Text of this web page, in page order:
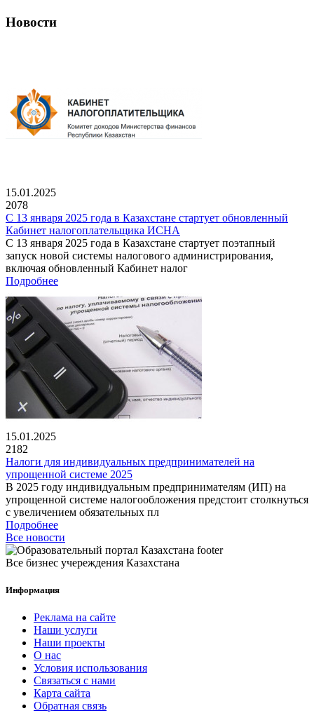
Новости
15.01.2025
2078
С 13 января 2025 года в Казахстане стартует обновленный
Кабинет налогоплательщика ИСНА
С 13 января 2025 года в Казахстане стартует поэтапный
запуск новой системы налогового администрирования,
включая обновленный Кабинет налог
Подробнее
15.01.2025
2182
Налоги для индивидуальных предпринимателей на
упрощенной системе 2025
В 2025 году индивидуальным предпринимателям (ИП) на
упрощенной системе налогообложения предстоит столкнуться
с увеличением обязательных пл
Подробнее
Все новости
Все бизнес учереждения Казахстана
Информация
Реклама на сайте
Наши услуги
Наши проекты
О нас
Условия использования
Связаться с нами
Карта сайта
Обратная связь